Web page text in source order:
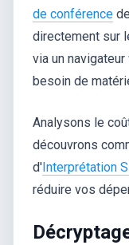
de conférence
directement sur
via un
besoin de
Analysons le
découvrons
d'Interprétation
réduire vos